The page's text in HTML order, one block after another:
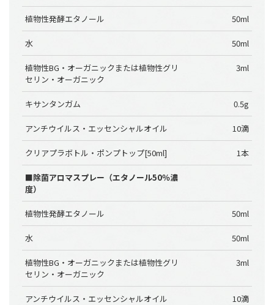
植物性発酵エタノール 50ml
水 50ml
植物性BG・オーガニックまたは植物性グリ
セリン・オーガニック
3ml
キサンタンガム 0.5g
アンチウイルス・エッセンシャルオイル 10滴
クリアプラボトル・ポンプトップ[50ml] 1本
■除菌アロマスプレー（エタノール50％濃
度）
植物性発酵エタノール 50ml
水 50ml
植物性BG・オーガニックまたは植物性グリ
セリン・オーガニック
3ml
アンチウイルス・エッセンシャルオイル 10滴